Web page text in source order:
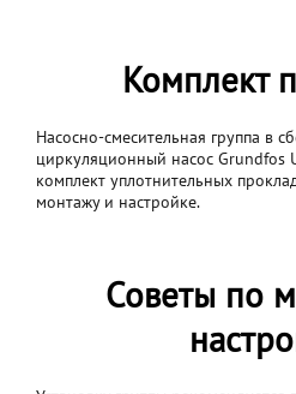
Комплект
Насосно-смесительная группа в
циркуляционный насос Grundfos
комплект уплотнительных
монтажу и настройке.
Советы по